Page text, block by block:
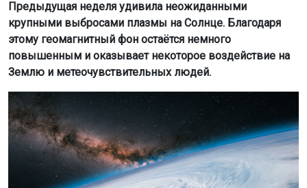
Предыдущая неделя удивила неожиданными
крупными выбросами плазмы на Солнце. Благодаря
этому геомагнитный фон остаётся немного
повышенным и оказывает некоторое воздействие на
Землю и метеочувствительных людей.